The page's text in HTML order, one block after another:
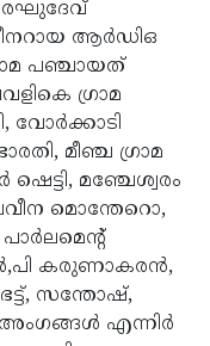
രഘുദേവ്
ആര്‍ഡിഒ
പഞ്ചായത്
ഗ്രാമ
വോര്‍ക്കാടി
മീഞ്ച ഗ്രാമ
മഞ്ചേശ്വരം
മൊന്തേറൊ,
കരുണാകരന്‍,
സന്തോഷ്,
അംഗങ്ങള്‍ എന്നിര്‍